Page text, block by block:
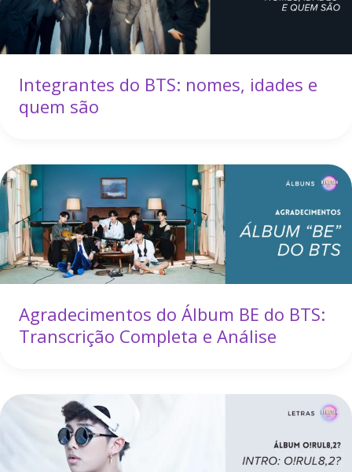
Integrantes do BTS: nomes, idades e
quem são
Agradecimentos do Álbum BE do BTS:
Transcrição Completa e Análise